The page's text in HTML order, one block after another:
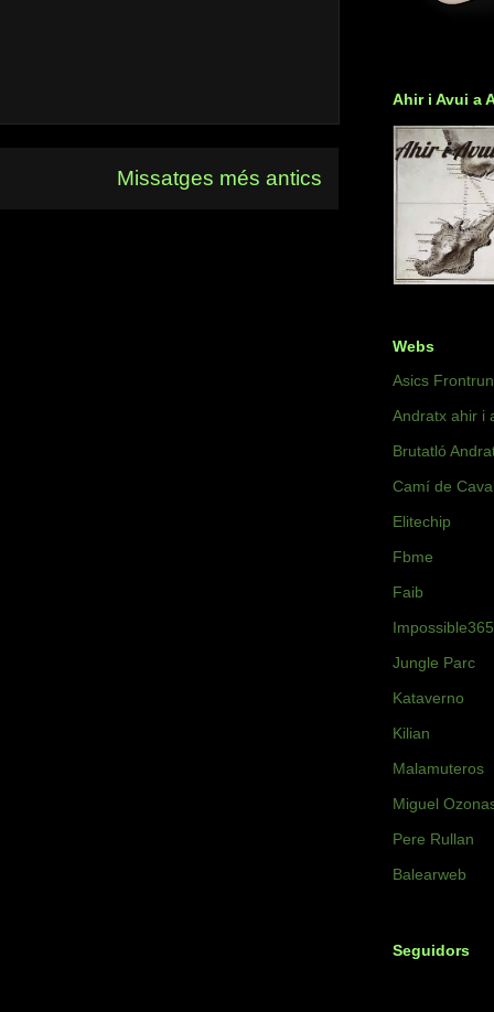
Missatges més antics
Ahir i Avui a
Webs
Asics
Andratx ahir i
Brutatló
Camí de
Elitechip
Fbme
Faib
Impossible365
Jungle Parc
Kataverno
Kilian
Malamuteros
Miguel
Pere Rullan
Balearweb
Seguidors